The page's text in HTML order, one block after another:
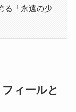
る「永遠の少
ィールと